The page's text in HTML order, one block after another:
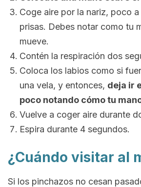
Coge aire por la nariz, poco
prisas. Debes notar como tu
mueve.
Contén la respiración dos
Coloca los labios como si
una vela, y entonces, deja ir
poco notando cómo tu
Vuelve a coger aire durante
Espira durante 4 segundos.
¿Cuándo visitar al
Si los pinchazos no cesan